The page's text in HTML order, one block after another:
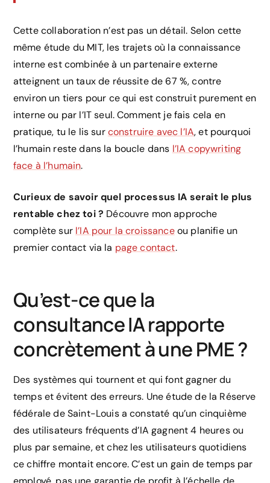
Cette collaboration n’est pas un détail. Selon cette
même étude du MIT, les trajets où la connaissance
interne est combinée à un partenaire externe
atteignent un taux de réussite de 67 %, contre
environ un tiers pour ce qui est construit purement en
interne ou par l’IT seul. Comment je fais cela en
pratique, tu le lis surconstruire avec l’IA, et pourquoi
l’humain reste dans la boucle dans l’IA copywriting
face à l’humain.
Curieux de savoir quel processus IA serait le plus
rentable chez toi ? Découvre mon approche
complète sur l’IA pour la croissanceou planifie un
premier contact via la page contact.
Qu’est-ce que la
consultance IA rapporte
concrètement à une PME ?
Des systèmes qui tournent et qui font gagner du
temps et évitent des erreurs. Une étude de la Réserve
fédérale de Saint-Louis a constaté qu’un cinquième
des utilisateurs fréquents d’IA gagnent 4 heures ou
plus par semaine, et chez les utilisateurs quotidiens
ce chiffre montait encore. C’est un gain de temps par